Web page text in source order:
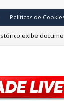
Políticas de
exibe